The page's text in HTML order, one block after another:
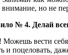
но не
№ 4. Делай
вести